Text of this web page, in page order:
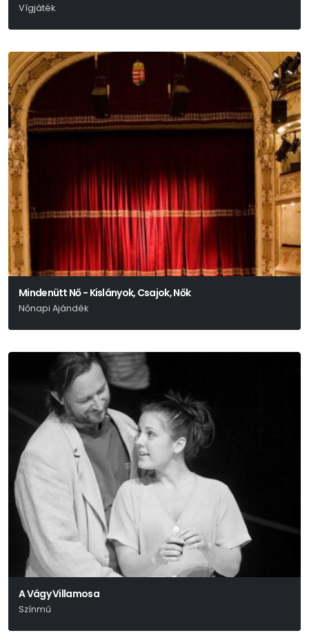
Vígjáték
Mindenütt Nő - Kislányok, Csajok, Nők
Nőnapi Ajándék
A Vágy Villamosa
Színmű